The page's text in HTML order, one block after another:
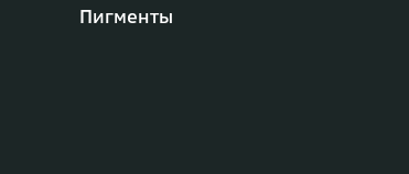
Пигменты